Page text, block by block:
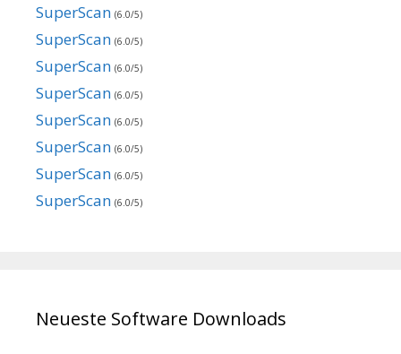
SuperScan (6.0/5)
SuperScan (6.0/5)
SuperScan (6.0/5)
SuperScan (6.0/5)
SuperScan (6.0/5)
SuperScan (6.0/5)
SuperScan (6.0/5)
SuperScan (6.0/5)
Neueste Software Downloads